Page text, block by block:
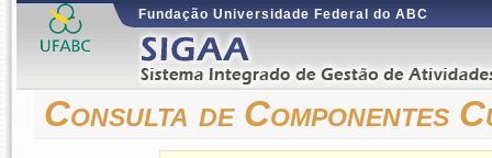
Fundação Universidade Federal do ABC
Consulta de Componentes